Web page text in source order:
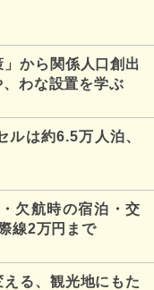
から関係人口創出
わな設置を学ぶ
ルは約6.5万人泊、
欠航時の宿泊・交
線2万円まで
る、観光地にもた